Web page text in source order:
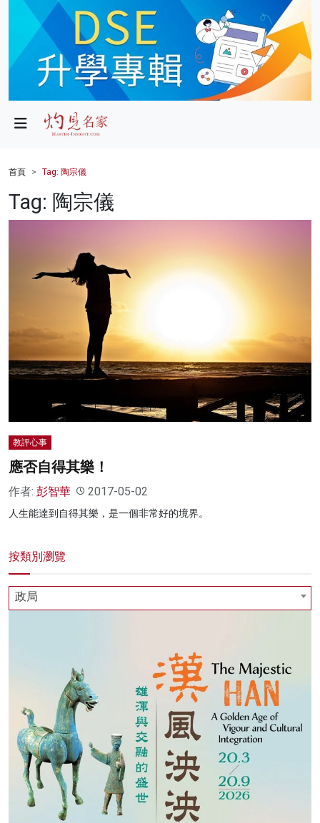
政局
財經
健康
科技
名家榜
灼見活動
首頁 Tag: 陶宗儀
Tag: 陶宗儀
教評心事
應否自得其樂！
作者: 彭智華 2017-05-02
人生能達到自得其樂，是一個非常好的境界。
按類別瀏覽
政局